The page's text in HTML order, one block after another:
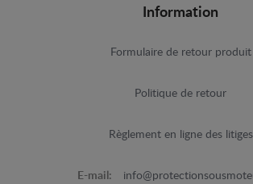
Information
Formulaire de retour produit
Politique de retour
Règlement en ligne des litiges
E-mail: